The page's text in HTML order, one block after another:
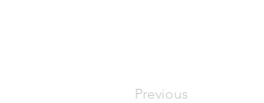
Previous